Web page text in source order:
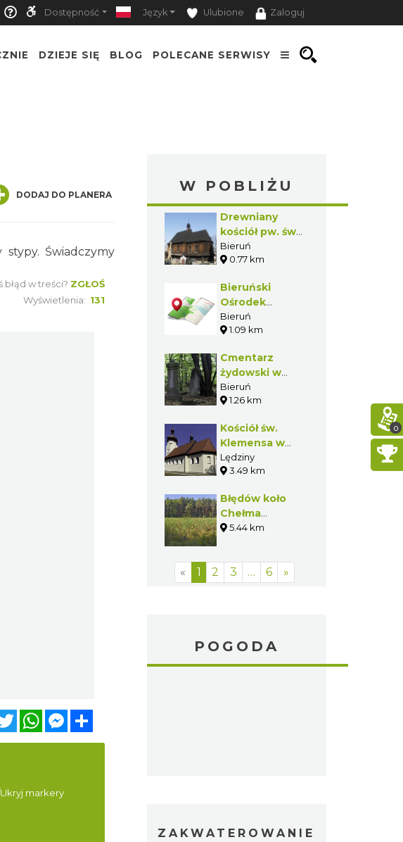
Dostępność Język Ulubione Zaloguj
DZIEJE SIĘ BLOG POLECANE SERWISY
DODAJ DO PLANERA
Świadczymy
błąd w treści? ZGŁOŚ
Wyświetlenia: 131
TwitterWhatsAppMessenger
markery
W POBLIŻU
Drewniany
kościół pw. św.
Walentego w
Bieruniu
Bieruń
0.77 km
Bieruński
Ośrodek
Kultury
Bieruń
1.09 km
Cmentarz
żydowski w
Bieruniu
Starym
Bieruń
1.26 km
Kościół św.
Klemensa w
Lędzinach
Lędziny
3.49 km
Błędów koło
Chełma
Śląskiego
5.44 km
« 1 2 3 … 6 »
POGODA
ZAKWATEROWANIE
0